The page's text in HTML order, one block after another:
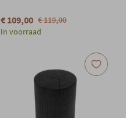
€ 109,00 € 119,00
In voorraad